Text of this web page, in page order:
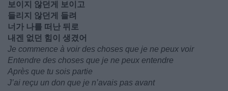
보이지 않던게 보이고
들리지 않던게 들려
너가 나를 떠난 뒤로
내겐 없던 힘이 생겼어
Je commence à voir des choses que je ne peux voir
Entendre des choses que je ne peux entendre
Après que tu sois partie
J’ai reçu un don que je n’avais pas avant